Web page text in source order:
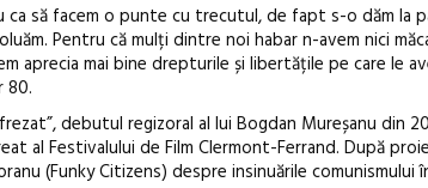
ca să facem o punte cu trecutul, de fapt s-o dăm la
Pentru că mulți dintre noi habar n-avem nici
aprecia mai bine drepturile și libertățile pe care le
80.
debutul regizoral al lui Bogdan Mureșanu din
al Festivalului de Film Clermont-Ferrand. După
(Funky Citizens) despre insinuările comunismului